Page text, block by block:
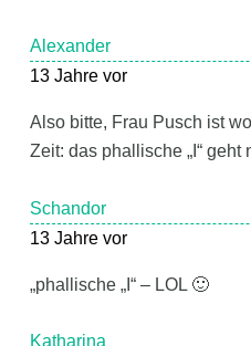
Alexander
13 Jahre vor
Also bitte, Frau Pusch ist
Zeit: das phallische „I“
Schandor
13 Jahre vor
„phallische „I“ – LOL 🙂
Katharina